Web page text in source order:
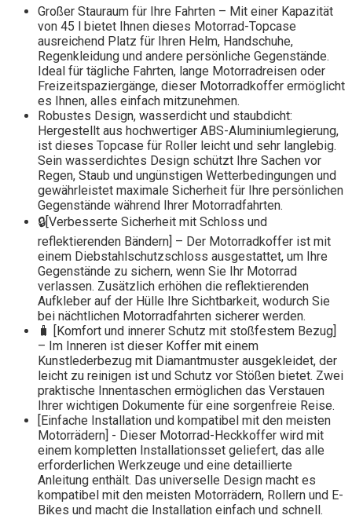
Großer Stauraum für Ihre Fahrten – Mit einer Kapazität
von 45 l bietet Ihnen dieses Motorrad-Topcase
ausreichend Platz für Ihren Helm, Handschuhe,
Regenkleidung und andere persönliche Gegenstände.
Ideal für tägliche Fahrten, lange Motorradreisen oder
Freizeitspaziergänge, dieser Motorradkoffer ermöglicht
es Ihnen, alles einfach mitzunehmen.
Robustes Design, wasserdicht und staubdicht:
Hergestellt aus hochwertiger ABS-Aluminiumlegierung,
ist dieses Topcase für Roller leicht und sehr langlebig.
Sein wasserdichtes Design schützt Ihre Sachen vor
Regen, Staub und ungünstigen Wetterbedingungen und
gewährleistet maximale Sicherheit für Ihre persönlichen
Gegenstände während Ihrer Motorradfahrten.
🔒[Verbesserte Sicherheit mit Schloss und
reflektierenden Bändern] – Der Motorradkoffer ist mit
einem Diebstahlschutzschloss ausgestattet, um Ihre
Gegenstände zu sichern, wenn Sie Ihr Motorrad
verlassen. Zusätzlich erhöhen die reflektierenden
Aufkleber auf der Hülle Ihre Sichtbarkeit, wodurch Sie
bei nächtlichen Motorradfahrten sicherer werden.
🧳 [Komfort und innerer Schutz mit stoßfestem Bezug]
– Im Inneren ist dieser Koffer mit einem
Kunstlederbezug mit Diamantmuster ausgekleidet, der
leicht zu reinigen ist und Schutz vor Stößen bietet. Zwei
praktische Innentaschen ermöglichen das Verstauen
Ihrer wichtigen Dokumente für eine sorgenfreie Reise.
[Einfache Installation und kompatibel mit den meisten
Motorrädern] - Dieser Motorrad-Heckkoffer wird mit
einem kompletten Installationsset geliefert, das alle
erforderlichen Werkzeuge und eine detaillierte
Anleitung enthält. Das universelle Design macht es
kompatibel mit den meisten Motorrädern, Rollern und E-
Bikes und macht die Installation einfach und schnell.